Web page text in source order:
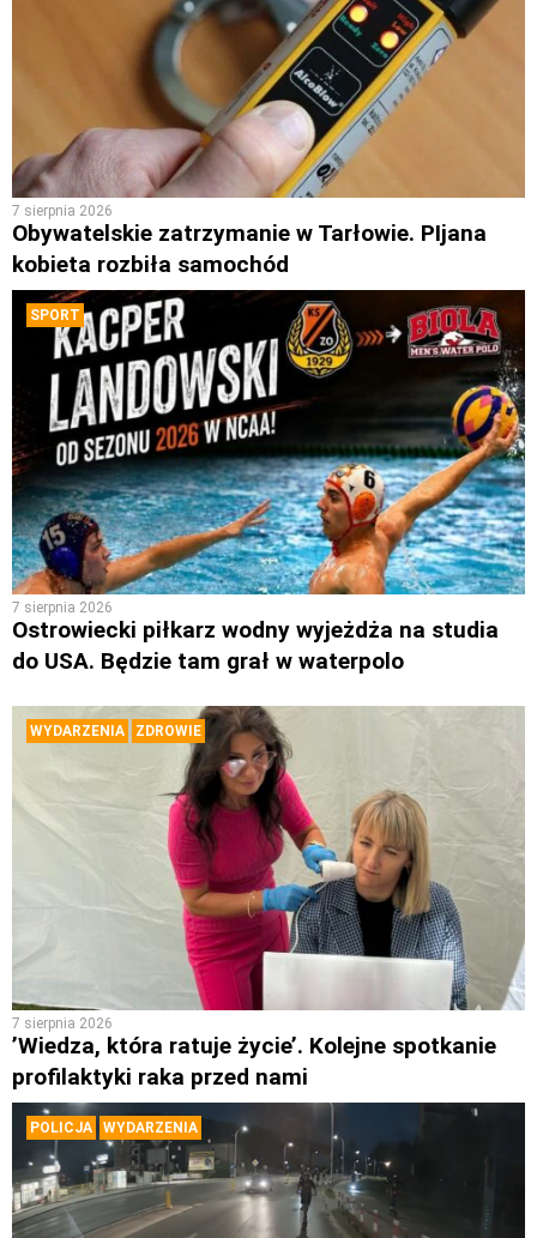
7 sierpnia 2026
Obywatelskie zatrzymanie w Tarłowie. PIjana
kobieta rozbiła samochód
SPORT
7 sierpnia 2026
Ostrowiecki piłkarz wodny wyjeżdża na studia
do USA. Będzie tam grał w waterpolo
WYDARZENIA ZDROWIE
7 sierpnia 2026
’Wiedza, która ratuje życie’. Kolejne spotkanie
profilaktyki raka przed nami
POLICJA WYDARZENIA